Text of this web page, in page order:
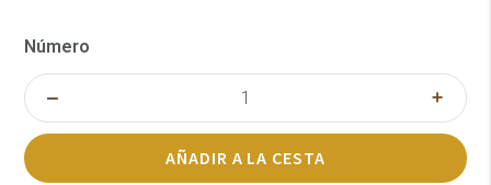
Número
AÑADIR A LA CESTA